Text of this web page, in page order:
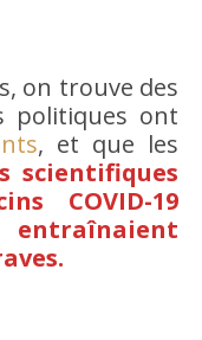
on trouve des
politiques ont
, et que les
scientifiques
COVID-19